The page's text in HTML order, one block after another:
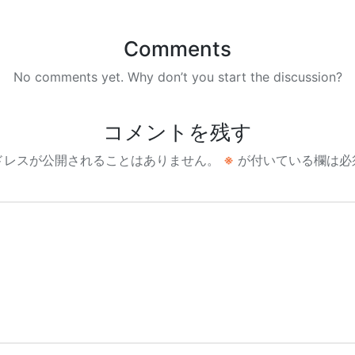
Comments
No comments yet. Why don’t you start the discussion?
コメントを残す
スが公開されることはありません。 ※ が付いている欄は